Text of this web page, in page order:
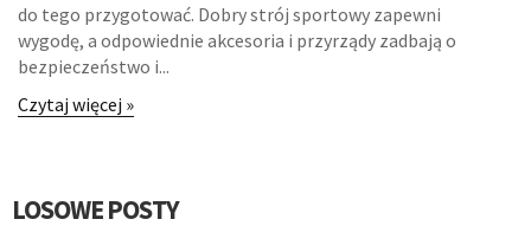
do tego przygotować. Dobry strój sportowy zapewni
wygodę, a odpowiednie akcesoria i przyrządy zadbają o
bezpieczeństwo i...
Czytaj więcej »
LOSOWE POSTY